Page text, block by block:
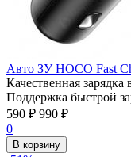
Авто ЗУ HOCO Fast
Качественная
Поддержка быстрой
590 ₽ 990 ₽
0
В корзину